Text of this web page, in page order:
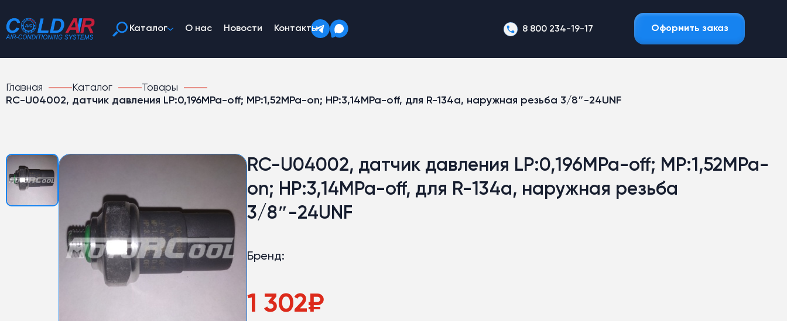
Каталог О нас Новости Контакты 8 800 234-19-17 Оформить заказ
Главная Каталог
Товары
RC-U04002, датчик давления LP:0,196MPa-off; MP:1,52MPa-on; HP:3,14MPa-off, для R-134a, наружная резьба 3/8″-24UNF
RC-U04002, датчик давления LP:0,196MPa-off; MP:1,52MPa-
on; HP:3,14MPa-off, для R-134a, наружная резьба
3/8″-24UNF
Бренд:
1 302₽